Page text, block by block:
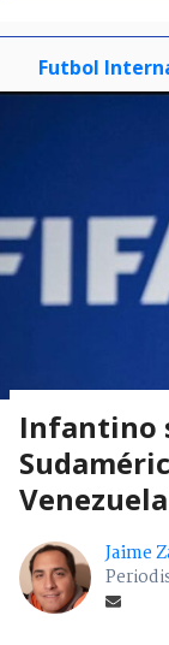
Futbol
Infantino
Jaime